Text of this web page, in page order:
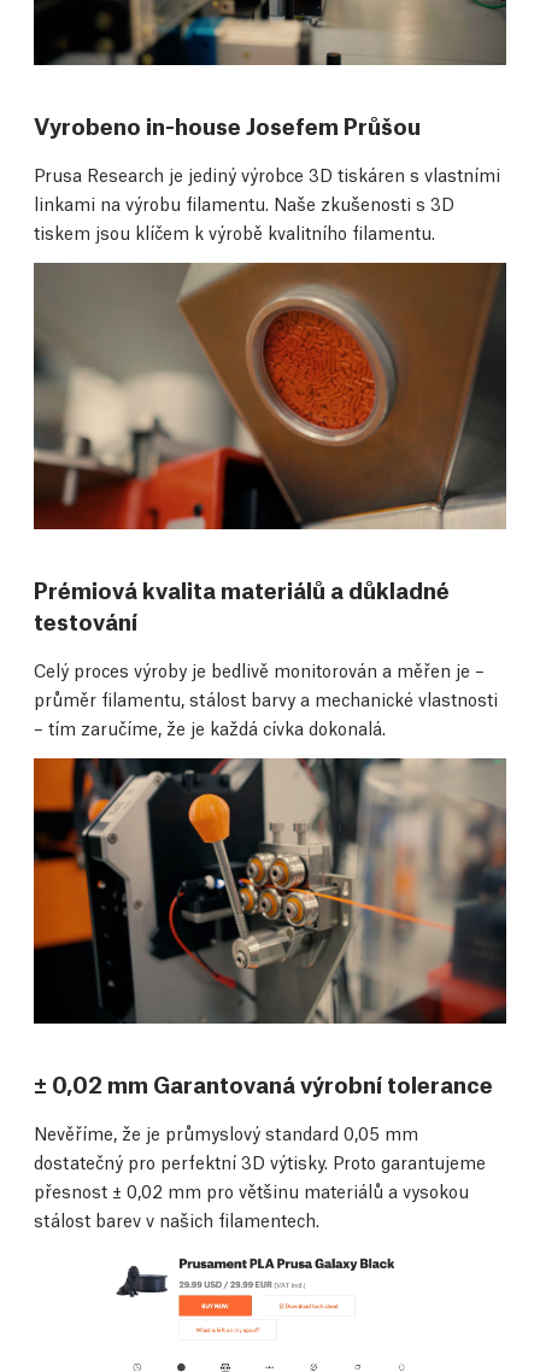
Vyrobeno in-house Josefem Průšou
Prusa Research je jediný výrobce 3D tiskáren s vlastními
linkami na výrobu filamentu. Naše zkušenosti s 3D
tiskem jsou klíčem k výrobě kvalitního filamentu.
Prémiová kvalita materiálů a důkladné
testování
Celý proces výroby je bedlivě monitorován a měřen je –
průměr filamentu, stálost barvy a mechanické vlastnosti
– tím zaručíme, že je každá cívka dokonalá.
± 0,02 mm Garantovaná výrobní tolerance
Nevěříme, že je průmyslový standard 0,05 mm
dostatečný pro perfektní 3D výtisky. Proto garantujeme
přesnost ± 0,02 mm pro většinu materiálů a vysokou
stálost barev v našich filamentech.